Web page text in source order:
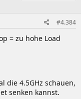
#4.384
= zu hohe Load
die 4.5GHz schauen,
senken kannst.